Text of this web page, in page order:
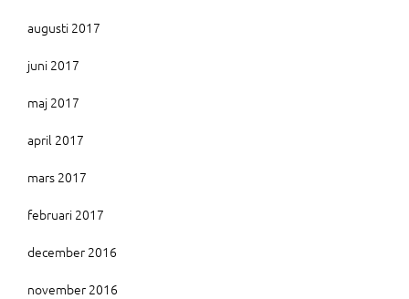
augusti 2017
juni 2017
maj 2017
april 2017
mars 2017
februari 2017
december 2016
november 2016